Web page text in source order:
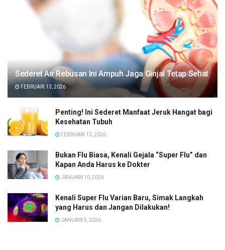
Sederet Air Rebusan Ini Ampuh Jaga Ginjal Tetap Sehat
FEBRUARI 13, 2026
Penting! Ini Sederet Manfaat Jeruk Hangat bagi
Kesehatan Tubuh
FEBRUARI 13, 2026
Bukan Flu Biasa, Kenali Gejala “Super Flu” dan
Kapan Anda Harus ke Dokter
JANUARI 10, 2026
Kenali Super Flu Varian Baru, Simak Langkah
yang Harus dan Jangan Dilakukan!
JANUARI 5, 2026